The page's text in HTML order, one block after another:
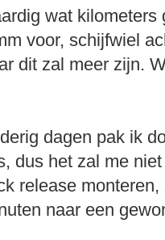
wat
voor, schijfwiel
dit zal meer zijn.
dagen pak ik
dus het zal me
release
naar een